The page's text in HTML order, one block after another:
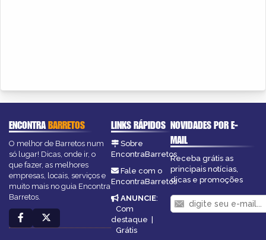
ENCONTRABARRETOS
O melhor de Barretos num
só lugar! Dicas, onde ir, o
que fazer, as melhores
empresas, locais, serviços e
muito mais no guia Encontra
Barretos.
LINKS RÁPIDOS
Sobre
EncontraBarretos
Fale com o
EncontraBarretos
ANUNCIE:
Com
destaque |
Grátis
NOVIDADES POR E-
MAIL
Receba grátis as
principais notícias,
dicas e promoções